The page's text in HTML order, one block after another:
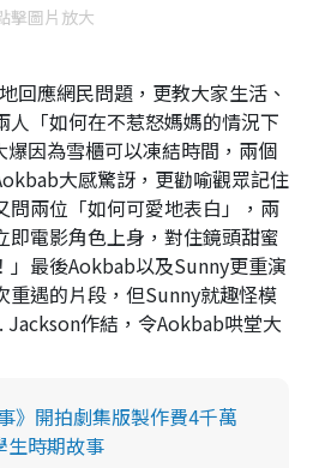
擊圖片放大
回應網民問題，更教大家生活、
人「如何在不惹怒媽媽的情況下
因為雪櫃可以凍結時間，兩個
大感驚訝，更勸喻觀眾記住
問兩位「如何可愛地表白」，兩
即電影角色上身，對住鏡頭甜蜜
」最後Aokbab以及Sunny更重演
重遇的片段，但Sunny就趣怪模
作結，令Aokbab哄堂大
》開拍劇集版製作費4千萬
生時期故事